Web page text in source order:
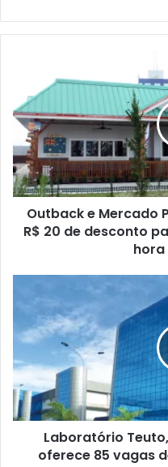
Outback e Mercado
R$ 20 de desconto
Laboratório
oferece 85 vagas